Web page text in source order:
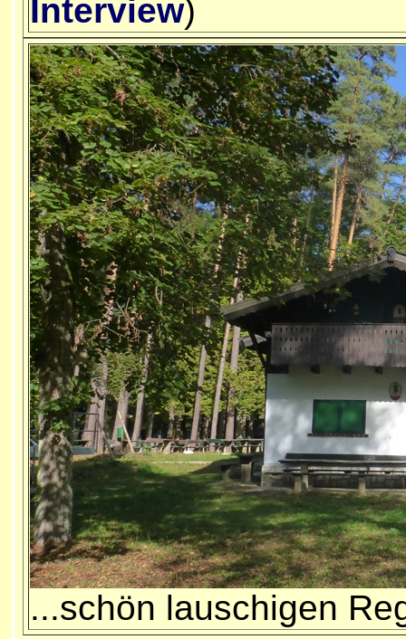
Interview)
...schön lauschigen